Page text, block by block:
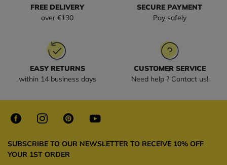
FREE DELIVERY
over €130
SECURE PAYMENT
Pay safely
EASY RETURNS
within 14 business days
CUSTOMER SERVICE
Need help ? Contact us!
SUBSCRIBE TO OUR NEWSLETTER TO RECEIVE 10% OFF
YOUR 1ST ORDER